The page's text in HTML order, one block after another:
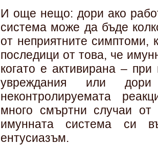
И още нещо: дори ако
система може да бъде
от неприятните симптоми,
последици от това, че
когато е активирана –
увреждания или
неконтролируемата
много смъртни случаи
имунната система си
ентусиазъм.